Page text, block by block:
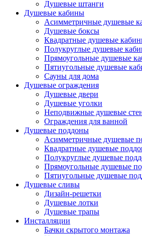
Душевые штанги
Душевые кабины
Асимметричные душевые
Душевые боксы
Квадратные душевые
Полукруглые душевые
Прямоугольные душевые
Пятиугольные душевые
Сауны для дома
Душевые ограждения
Душевые двери
Душевые уголки
Неподвижные душевые
Ограждения для ванной
Душевые поддоны
Асимметричные душевые
Квадратные душевые
Полукруглые душевые
Прямоугольные душевые
Пятиугольные душевые
Душевые сливы
Дизайн-решетки
Душевые лотки
Душевые трапы
Инсталляции
Бачки скрытого монтажа